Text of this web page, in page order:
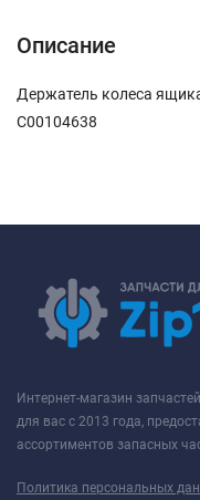
Описание
Держатель колеса
C00104638
Интернет-магазин
для вас с 2013 года,
ассортиментов запасных
Политика персональных